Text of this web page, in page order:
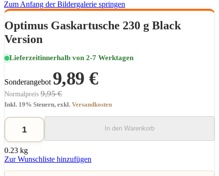
Zum Anfang der Bildergalerie springen
Optimus Gaskartusche 230 g Black
Version
Lieferzeitinnerhalb von 2-7 Werktagen
Sonderangebot 9,89 €
Normalpreis 9,95 €
Inkl. 19% Steuern, exkl. Versandkosten
In den Warenkorb
0.23 kg
Zur Wunschliste hinzufügen